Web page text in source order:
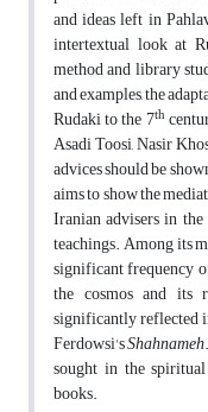
and ideas left in
intertextual look at
method and library
and examples, the
Rudaki to the 7th
Asadi Toosi, Nasir
advices should be
aims to show the
Iranian advisers in
teachings. Among its
significant frequency
the cosmos and its
significantly reflected
Ferdowsi'sShahnameh
sought in the
books.